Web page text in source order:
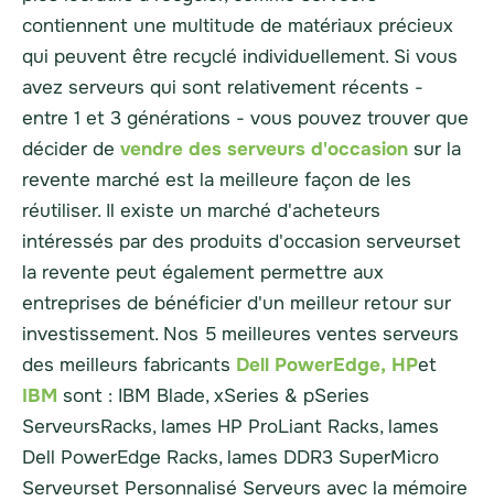
contiennent une multitude de matériaux précieux
qui peuvent être recyclé individuellement. Si vous
avez serveurs qui sont relativement récents -
entre 1 et 3 générations - vous pouvez trouver que
décider de vendre des serveurs d'occasion sur la
revente marché est la meilleure façon de les
réutiliser. Il existe un marché d'acheteurs
intéressés par des produits d'occasion serveurset
la revente peut également permettre aux
entreprises de bénéficier d'un meilleur retour sur
investissement. Nos 5 meilleures ventes serveurs
des meilleurs fabricants Dell PowerEdge, HPet
IBM sont : IBM Blade, xSeries & pSeries
ServeursRacks, lames HP ProLiant Racks, lames
Dell PowerEdge Racks, lames DDR3 SuperMicro
Serveurset Personnalisé Serveurs avec la mémoire